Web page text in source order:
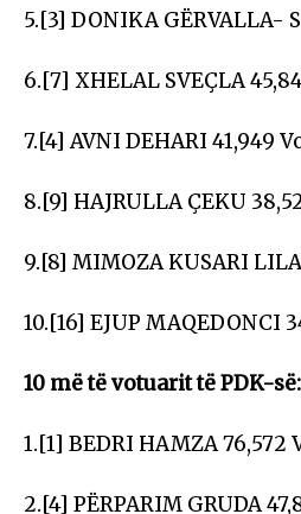
5.[3] DONIKA GËRVALLA-
6.[7] XHELAL SVEÇLA
7.[4] AVNI DEHARI 41,949
8.[9] HAJRULLA ÇEKU
9.[8] MIMOZA KUSARI
10.[16] EJUP MAQEDONCI
10 më të votuarit të PDK-së:
1.[1] BEDRI HAMZA 76,572
2.[4] PËRPARIM GRUDA